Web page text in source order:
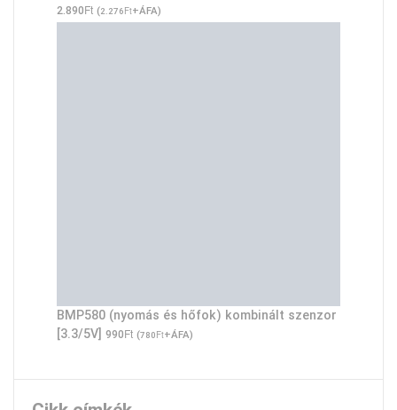
2.890Ft (2.276Ft+ÁFA)
BMP580 (nyomás és hőfok) kombinált szenzor
[3.3/5V] 990Ft (780Ft+ÁFA)